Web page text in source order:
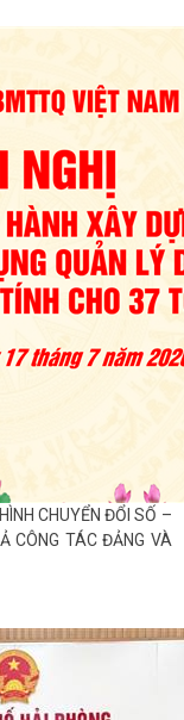
CHUYỂN ĐỔI SỐ –
CÔNG TÁC ĐẢNG VÀ